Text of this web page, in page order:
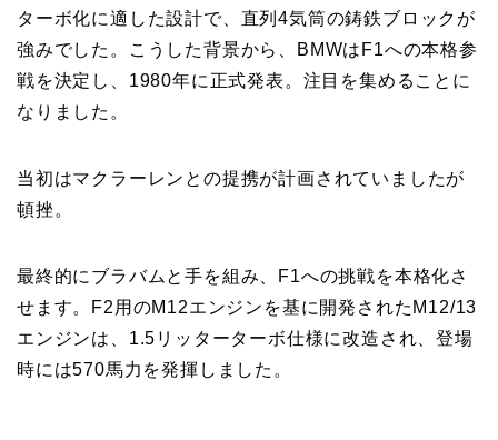
ターボ化に適した設計で、直列4気筒の鋳鉄ブロックが
強みでした。こうした背景から、BMWはF1への本格参
戦を決定し、1980年に正式発表。注目を集めることに
なりました。
当初はマクラーレンとの提携が計画されていましたが
頓挫。
最終的にブラバムと手を組み、F1への挑戦を本格化さ
せます。F2用のM12エンジンを基に開発されたM12/13
エンジンは、1.5リッターターボ仕様に改造され、登場
時には570馬力を発揮しました。